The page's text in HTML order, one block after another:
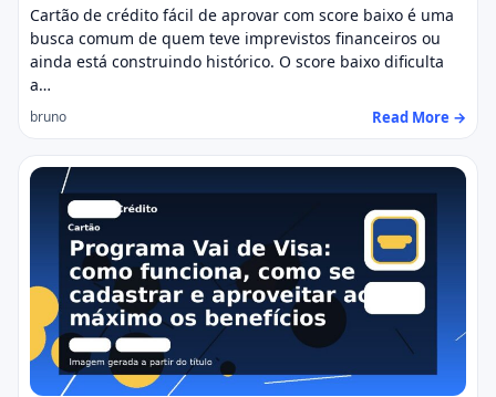
Cartão de crédito fácil de aprovar com score baixo é uma
busca comum de quem teve imprevistos financeiros ou
ainda está construindo histórico. O score baixo dificulta
a…
bruno Read More →